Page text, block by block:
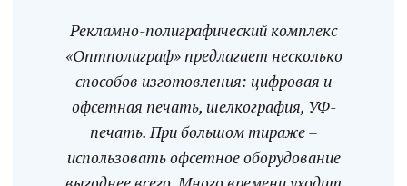
Рекламно-полиграфический комплекс
«Оптполиграф» предлагает несколько
способов изготовления: цифровая и
офсетная печать, шелкография, УФ-
печать. При большом тираже –
использовать офсетное оборудование